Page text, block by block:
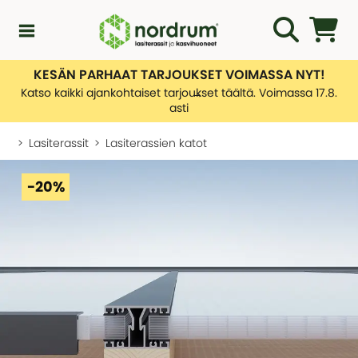
Kampanjat
KATEGORIAT
Asiakaspalvelu
Yleiskatsaus - Asiakaspalvelu
Tietoa toimituksistamme
Palautusten hallinnointi
Lasiterassit
KATEGORIAT
Kasvihuone
KESÄN PARHAAT TARJOUKSET VOIMASSA NYT!
Katso kaikki ajankohtaiset tarjoukset täältä. Voimassa 17.8.
asti
Lasiterassit Lasiterassien katot
-20%